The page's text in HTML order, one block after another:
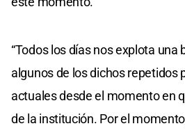
“Todos los días nos explota una
algunos de los dichos repetidos
actuales desde el momento en
de la institución. Por el